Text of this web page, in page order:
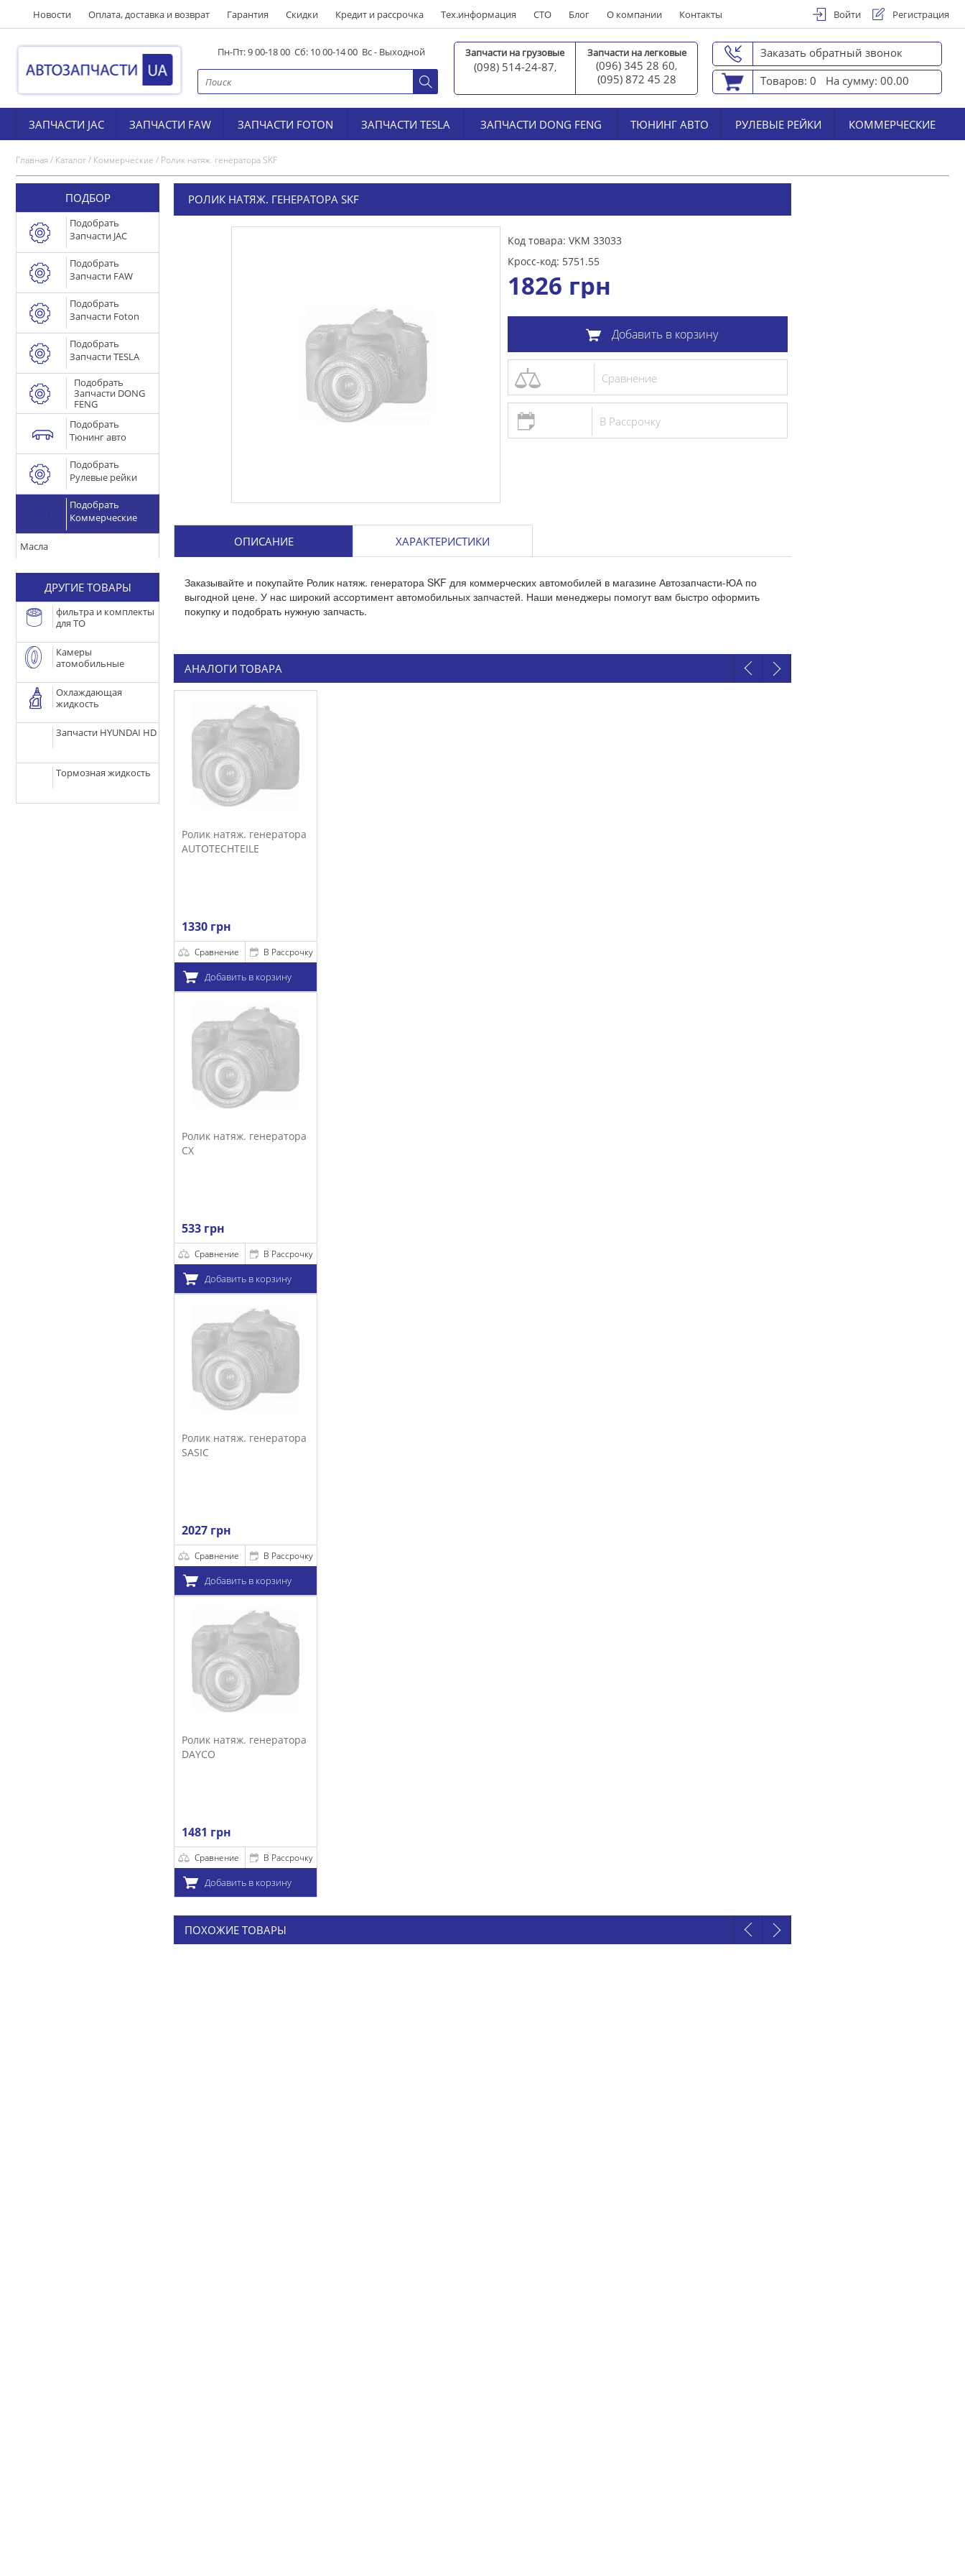
Новости Оплата, доставка и возврат Гарантия Скидки Кредит и рассрочка Тех.информация СТО Блог О компании Контакты Войти Регистрация
Пн-Пт: 9 00-18 00 Сб: 10 00-14 00 Вс - Выходной Запчасти на грузовые
(098) 514-24-87,
Запчасти на легковые
(096) 345 28 60,
(095) 872 45 28
Заказать обратный звонок
Товаров: 0
На сумму: 00.00
ЗАПЧАСТИ JAC ЗАПЧАСТИ FAW ЗАПЧАСТИ FOTON ЗАПЧАСТИ TESLA ЗАПЧАСТИ DONG FENG ТЮНИНГ АВТО РУЛЕВЫЕ РЕЙКИ КОММЕРЧЕСКИЕ
Главная/ Каталог/ Коммерческие / Ролик натяж. генератора SKF
ПОДБОР
Подобрать
Запчасти JAC
Подобрать
Запчасти FAW
Подобрать
Запчасти Foton
Подобрать
Запчасти TESLA
Подобрать
Запчасти DONG
FENG
Подобрать
Тюнинг авто
Подобрать
Рулевые рейки
Подобрать
Коммерческие
Масла
ДРУГИЕ ТОВАРЫ
фильтра и комплекты
для ТО
Камеры
атомобильные
Охлаждающая
жидкость
Запчасти HYUNDAI HD
Тормозная жидкость
РОЛИК НАТЯЖ. ГЕНЕРАТОРА SKF
Код товара: VKM 33033
Кросс-код: 5751.55
1826 грн
Добавить в корзину
Сравнение
В Рассрочку
ОПИСАНИЕ ХАРАКТЕРИСТИКИ
Заказывайте и покупайте Ролик натяж. генератора SKF для коммерческих автомобилей в магазине Автозапчасти-ЮА по
выгодной цене. У нас широкий ассортимент автомобильных запчастей. Наши менеджеры помогут вам быстро оформить
покупку и подобрать нужную запчасть.
АНАЛОГИ ТОВАРА
Ролик натяж. генератора
AUTOTECHTEILE
1330 грн
Сравнение В Рассрочку
Добавить в корзину
Ролик натяж. генератора
CX
533 грн
Сравнение В Рассрочку
Добавить в корзину
Ролик натяж. генератора
SASIC
2027 грн
Сравнение В Рассрочку
Добавить в корзину
Ролик натяж. генератора
DAYCO
1481 грн
Сравнение В Рассрочку
Добавить в корзину
ПОХОЖИЕ ТОВАРЫ